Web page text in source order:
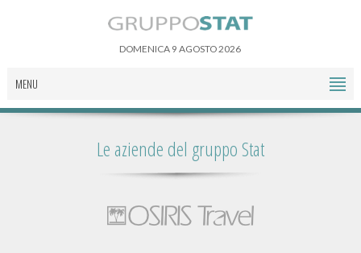
DOMENICA 9 AGOSTO 2026
MENU
Le aziende del gruppo Stat